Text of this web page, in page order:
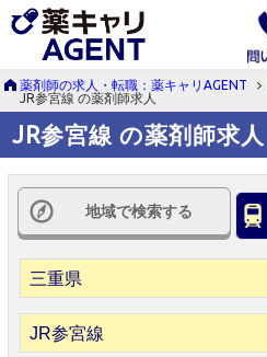
薬剤師の求人・転職：薬キャリAGENT
JR参宮線 の薬剤師求人
JR参宮線 の薬剤師求人
地域で検索する